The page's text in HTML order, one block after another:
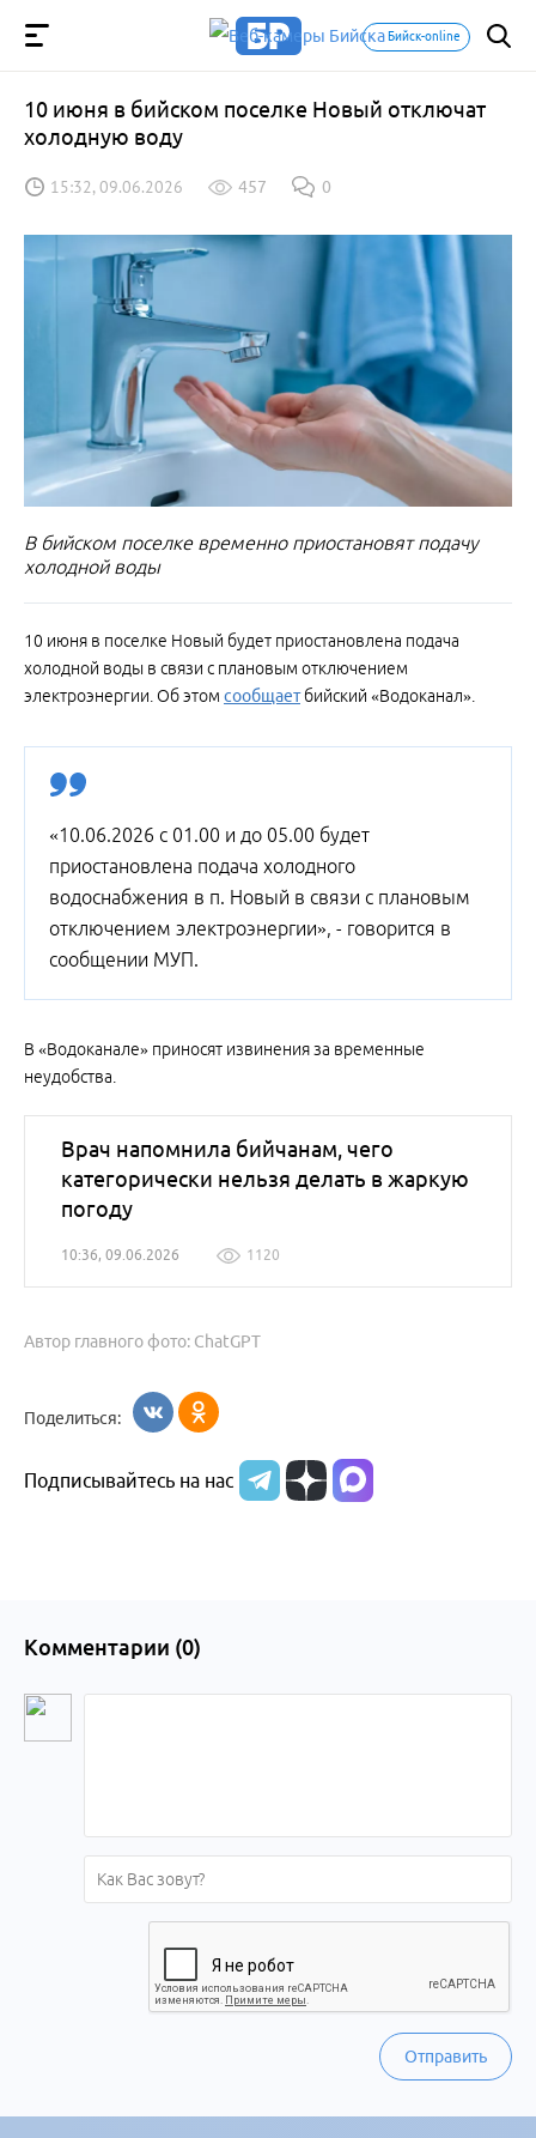
Бийск-online
10 июня в бийском поселке Новый отключат
холодную воду
15:32, 09.06.2026 457 0
В бийском поселке временно приостановят подачу
холодной воды
10 июня в поселке Новый будет приостановлена подача
холодной воды в связи с плановым отключением
электроэнергии. Об этом сообщаетбийский «Водоканал».
«10.06.2026 с 01.00 и до 05.00 будет
приостановлена подача холодного
водоснабжения в п. Новый в связи с плановым
отключением электроэнергии», - говорится в
сообщении МУП.
В «Водоканале» приносят извинения за временные
неудобства.
Врач напомнила бийчанам, чего
категорически нельзя делать в жаркую
погоду
10:36, 09.06.2026 1120
Автор главного фото: ChatGPT
Поделиться:
Подписывайтесь на нас
Комментарии (0)
Отправить